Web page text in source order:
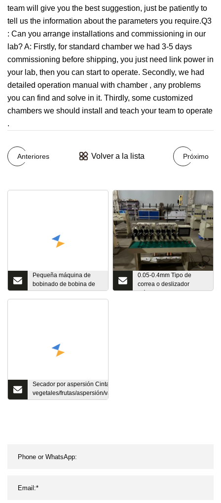
team will give you the best suggestion, just be patiently to
tell us the information about the parameters you require.Q3
: Can you arrange installations and commissioning in our
lab? A: Firstly, for standard chamber we had 3-5 days
commissioning before shipping, you just need link power in
your lab, then you can start to operate. Secondly, we had
detailed operation manual with chamber , any problems
you can find and solve in it. Thirdly, some customized
chambers we should install and teach your team to operate
.
Anteriores Volver a la lista Próximo
Pequeña máquina de
bobinado de bobina de
alambre de transformador
0.05-0.4mm Tipo de
correa o deslizador
Máquina de bobinado de
Secador por aspersión Cinta transportadora de
vegetales/frutas/aspersión/vacío/flash/paleta/placa/bandeja/raspado/
giratorio/corriente de aire/vibración/equipo de secado de lecho fluido